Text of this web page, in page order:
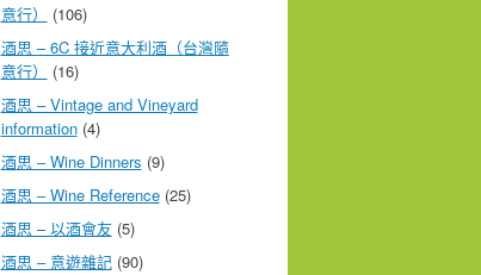
意行）
(106)
酒思 – 6C 接近意大利酒（台灣隨
意行）
(16)
酒思 – Vintage and Vineyard
information(4)
酒思 – Wine Dinners (9)
酒思 – Wine Reference(25)
酒思 – 以酒會友(5)
酒思 – 意遊雜記(90)